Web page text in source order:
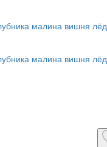
малина вишня лёд
малина вишня лёд